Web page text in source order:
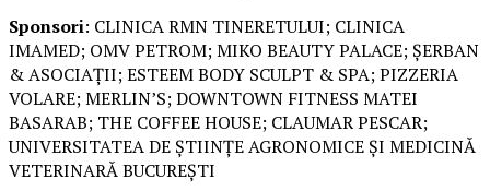
Sponsori: CLINICA RMN TINERETULUI; CLINICA
IMAMED; OMV PETROM; MIKO BEAUTY PALACE; ȘERBAN
& ASOCIAȚII; ESTEEM BODY SCULPT & SPA; PIZZERIA
VOLARE; MERLIN’S; DOWNTOWN FITNESS MATEI
BASARAB; THE COFFEE HOUSE; CLAUMAR PESCAR;
UNIVERSITATEA DE ȘTIINȚE AGRONOMICE ȘI MEDICINĂ
VETERINARĂ BUCUREȘTI